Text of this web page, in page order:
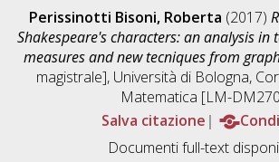
Perissinotti Bisoni, Roberta (2017)
Shakespeare's characters: an analysis
measures and new tecniques from
magistrale], Università di Bologna,
Matematica [LM-
Salva citazione
Documenti full-text